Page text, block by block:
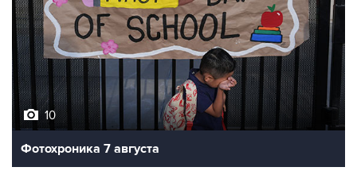
10
Фотохроника 7 августа